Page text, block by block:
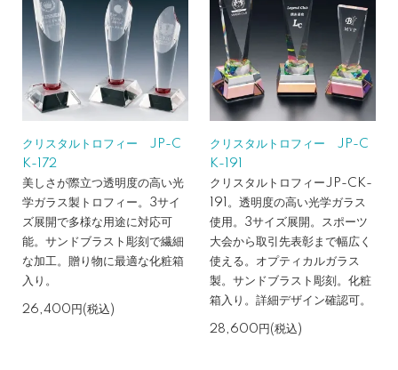
クリスタルトロフィー JP-C
K-172
美しさが際立つ透明度の高い光
学ガラス製トロフィー。3サイ
ズ展開で多様な用途に対応可
能。サンドブラスト彫刻で繊細
な加工。贈り物に最適な化粧箱
入り。
26,400円(税込)
クリスタルトロフィー JP-C
K-191
クリスタルトロフィーJP-CK-
191。透明度の高い光学ガラス
使用。3サイズ展開。スポーツ
大会から取引先表彰まで幅広く
使える。オプティカルガラス
製。サンドブラスト彫刻。化粧
箱入り。詳細デザイン確認可。
28,600円(税込)